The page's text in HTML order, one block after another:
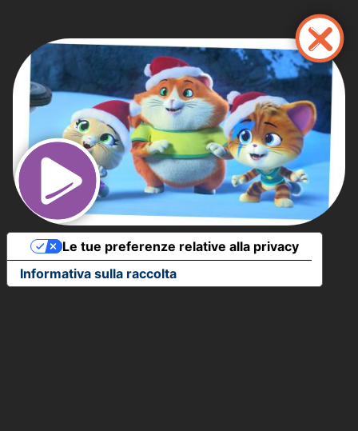
contenuto
principale
Informativa sulla raccolta
Le tue preferenze relative alla privacy